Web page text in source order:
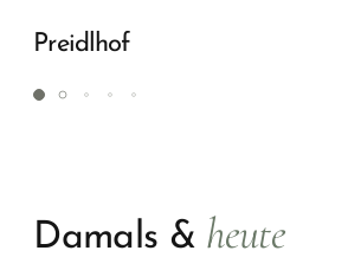
Preidlhof
Damals & heute